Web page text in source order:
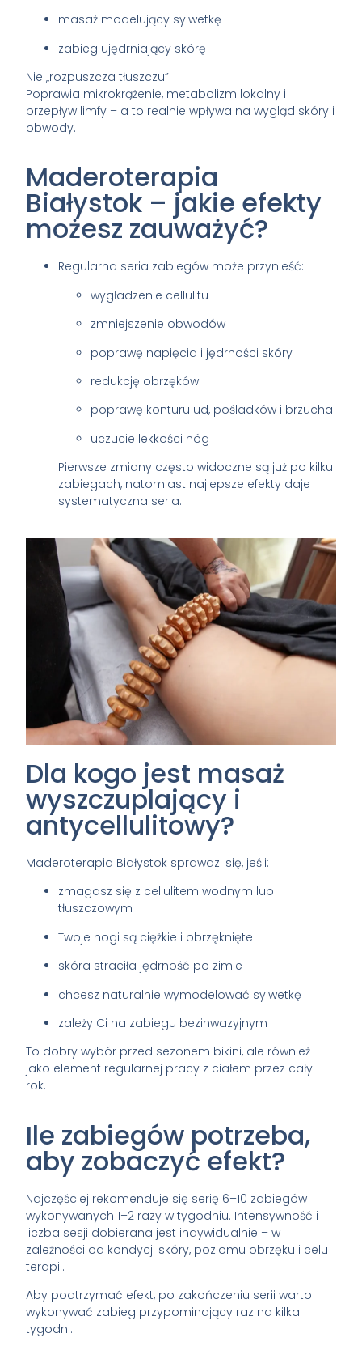
masaż modelujący sylwetkę
zabieg ujędrniający skórę
Nie „rozpuszcza tłuszczu”.
Poprawia mikrokrążenie, metabolizm lokalny i
przepływ limfy – a to realnie wpływa na wygląd skóry i
obwody.
Maderoterapia
Białystok – jakie efekty
możesz zauważyć?
Regularna seria zabiegów może przynieść:
wygładzenie cellulitu
zmniejszenie obwodów
poprawę napięcia i jędrności skóry
redukcję obrzęków
poprawę konturu ud, pośladków i brzucha
uczucie lekkości nóg
Pierwsze zmiany często widoczne są już po kilku
zabiegach, natomiast najlepsze efekty daje
systematyczna seria.
Dla kogo jest masaż
wyszczuplający i
antycellulitowy?
Maderoterapia Białystok sprawdzi się, jeśli:
zmagasz się z cellulitem wodnym lub
tłuszczowym
Twoje nogi są ciężkie i obrzęknięte
skóra straciła jędrność po zimie
chcesz naturalnie wymodelować sylwetkę
zależy Ci na zabiegu bezinwazyjnym
To dobry wybór przed sezonem bikini, ale również
jako element regularnej pracy z ciałem przez cały
rok.
Ile zabiegów potrzeba,
aby zobaczyć efekt?
Najczęściej rekomenduje się serię 6–10 zabiegów
wykonywanych 1–2 razy w tygodniu. Intensywność i
liczba sesji dobierana jest indywidualnie – w
zależności od kondycji skóry, poziomu obrzęku i celu
terapii.
Aby podtrzymać efekt, po zakończeniu serii warto
wykonywać zabieg przypominający raz na kilka
tygodni.